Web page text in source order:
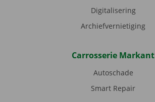
Digitalisering
Archiefvernietiging
Carrosserie Markant
Autoschade
Smart Repair